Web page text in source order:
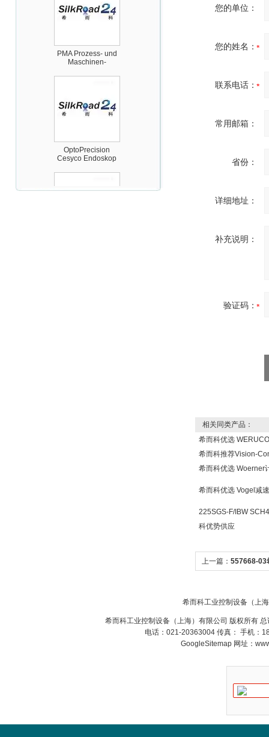
PMA Prozess- und
Maschinen-
Automation GmbH
OptoPrecision
Cesyco Endoskop
HTO 38 内窥镜
Belimo SF24A-
您的单位：
您的姓名：
联系电话：
常用邮箱：
省份：
详细地址：
补充说明：
验证码：
相关同类产品：
希而科优选
希而科推荐Vision-
希而科优选 Woerner
希而科优选 Vogel减
225SGS-F/IBW
科优势供应
上一篇： 557668-03
希而科工业控制设备（上
希而科工业控制设备（上海）有限公司 版权所有
电话：021-20363004 传真： 手机：
GoogleSitemap网址：